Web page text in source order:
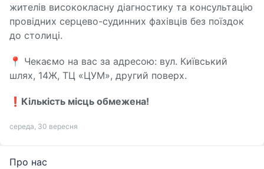
жителів висококласну діагностику та консультацію
провідних серцево-судинних фахівців без поїздок
до столиці.
📍 Чекаємо на вас за адресою: вул. Київський
шлях, 14Ж, ТЦ «ЦУМ», другий поверх.
❗️ Кількість місць обмежена!
середа, 30 вересня
Про нас